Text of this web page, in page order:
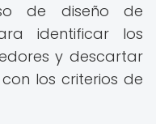
de diseño de
identificar los
y descartar
los criterios de